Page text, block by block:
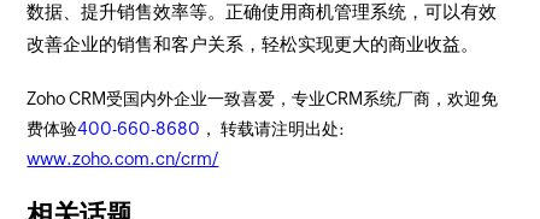
数据、提升销售效率等。正确使用商机管理系统，可以有效
改善企业的销售和客户关系，轻松实现更大的商业收益。
Zoho CRM受国内外企业一致喜爱，专业CRM系统厂商，欢迎免
费体验400-660-8680 ， 转载请注明出处:
www.zoho.com.cn/crm/